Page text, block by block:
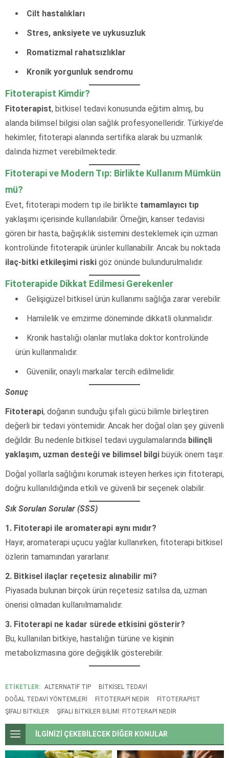
Cilt hastalıkları
Stres, anksiyete ve uykusuzluk
Romatizmal rahatsızlıklar
Kronik yorgunluk sendromu
Fitoterapist Kimdir?
Fitoterapist, bitkisel tedavi konusunda eğitim almış, bu
alanda bilimsel bilgisi olan sağlık profesyonelleridir. Türkiye’de
hekimler, fitoterapi alanında sertifika alarak bu uzmanlık
dalında hizmet verebilmektedir.
Fitoterapi ve Modern Tıp: Birlikte Kullanım Mümkün
mü?
Evet, fitoterapi modern tıp ile birlikte tamamlayıcı tıp
yaklaşımı içerisinde kullanılabilir. Örneğin, kanser tedavisi
gören bir hasta, bağışıklık sistemini desteklemek için uzman
kontrolünde fitoterapik ürünler kullanabilir. Ancak bu noktada
ilaç-bitki etkileşimi riski göz önünde bulundurulmalıdır.
Fitoterapide Dikkat Edilmesi Gerekenler
Gelişigüzel bitkisel ürün kullanımı sağlığa zarar verebilir.
Hamilelik ve emzirme döneminde dikkatli olunmalıdır.
Kronik hastalığı olanlar mutlaka doktor kontrolünde
ürün kullanmalıdır.
Güvenilir, onaylı markalar tercih edilmelidir.
Sonuç
Fitoterapi, doğanın sunduğu şifalı gücü bilimle birleştiren
değerli bir tedavi yöntemidir. Ancak her doğal olan şey güvenli
değildir. Bu nedenle bitkisel tedavi uygulamalarında bilinçli
yaklaşım, uzman desteği ve bilimsel bilgi büyük önem taşır.
Doğal yollarla sağlığını korumak isteyen herkes için fitoterapi,
doğru kullanıldığında etkili ve güvenli bir seçenek olabilir.
Sık Sorulan Sorular (SSS)
1. Fitoterapi ile aromaterapi aynı mıdır?
Hayır, aromaterapi uçucu yağlar kullanırken, fitoterapi bitkisel
özlerin tamamından yararlanır.
2. Bitkisel ilaçlar reçetesiz alınabilir mi?
Piyasada bulunan birçok ürün reçetesiz satılsa da, uzman
önerisi olmadan kullanılmamalıdır.
3. Fitoterapi ne kadar sürede etkisini gösterir?
Bu, kullanılan bitkiye, hastalığın türüne ve kişinin
metabolizmasına göre değişiklik gösterebilir.
ETİKETLER: ALTERNATIF TIP
BITKISEL TEDAVI
DOĞAL TEDAVI YÖNTEMLERI
FITOTERAPI NEDIR
FITOTERAPIST
ŞIFALI BITKILER
ŞIFALI BITKILER BILIMI: FITOTERAPI NEDIR
İLGİNİZİ ÇEKEBİLECEK DİĞER KONULAR